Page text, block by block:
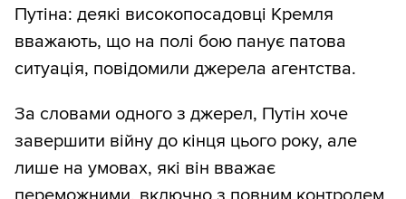
Путіна: деякі високопосадовці Кремля
вважають, що на полі бою панує патова
ситуація, повідомили джерела агентства.
За словами одного з джерел, Путін хоче
завершити війну до кінця цього року, але
лише на умовах, які він вважає